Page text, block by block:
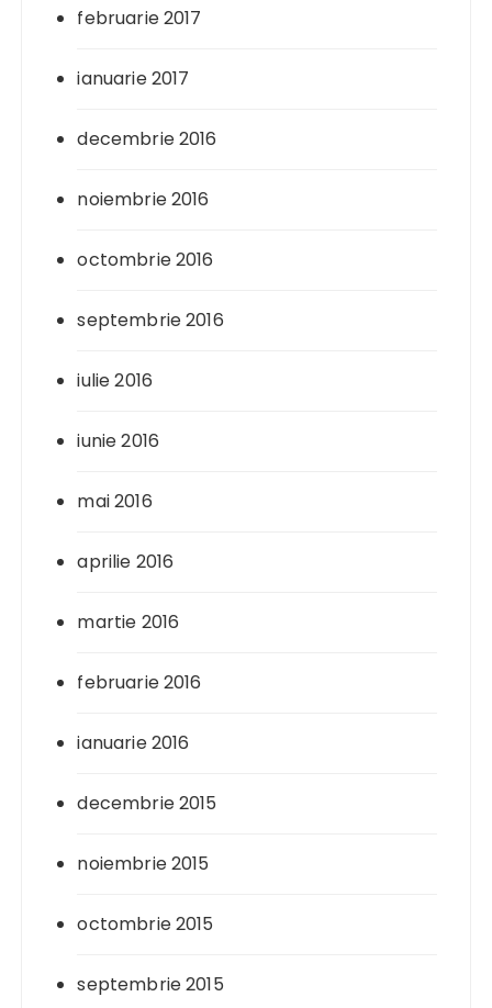
februarie 2017
ianuarie 2017
decembrie 2016
noiembrie 2016
octombrie 2016
septembrie 2016
iulie 2016
iunie 2016
mai 2016
aprilie 2016
martie 2016
februarie 2016
ianuarie 2016
decembrie 2015
noiembrie 2015
octombrie 2015
septembrie 2015